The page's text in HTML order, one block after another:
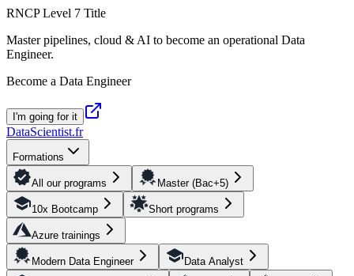
RNCP Level 7 Title
Master pipelines, cloud & AI to become an operational Data
Engineer.
Become a Data Engineer
I'm going for it
DataScientist.fr
Formations
All our programs Master (Bac+5)
10x Bootcamp Short programs
Azure trainings
Modern Data Engineer Data Analyst